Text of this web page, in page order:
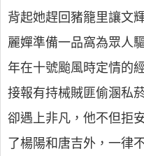
背起她趕回豬籠里讓文
麗嬋準備一品窩為眾人
年在十號颱風時定情的
接報有持械賊匪偷溷私
卻遇上非凡，他不但拒
了楊陽和唐吉外，一律